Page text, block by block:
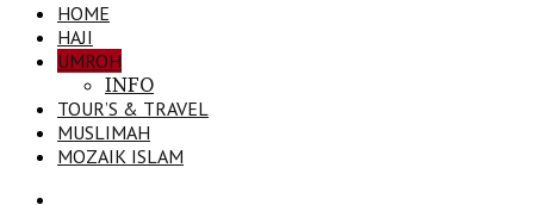
HOME
HAJI
UMROH
INFO
TOUR’S & TRAVEL
MUSLIMAH
MOZAIK ISLAM